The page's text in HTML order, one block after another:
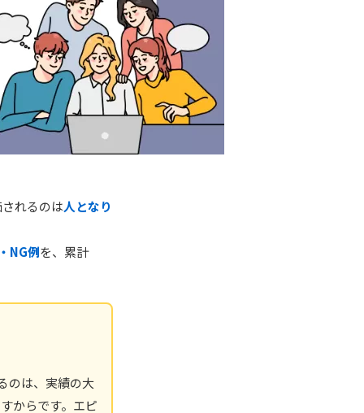
れるのは人となり
NG例を、累計
のは、実績の大
からです。エピ